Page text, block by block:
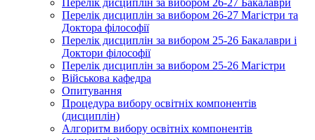
Перелік дисциплін за вибором 26-27 Бакалаври
Перелік дисциплін за вибором 26-27 Магістри та
Доктора філософії
Перелік дисциплін за вибором 25-26 Бакалаври і
Доктори філософії
Перелік дисциплін за вибором 25-26 Магістри
Військова кафедра
Опитування
Процедура вибору освітніх компонентів
(дисциплін)
Алгоритм вибору освітніх компонентів